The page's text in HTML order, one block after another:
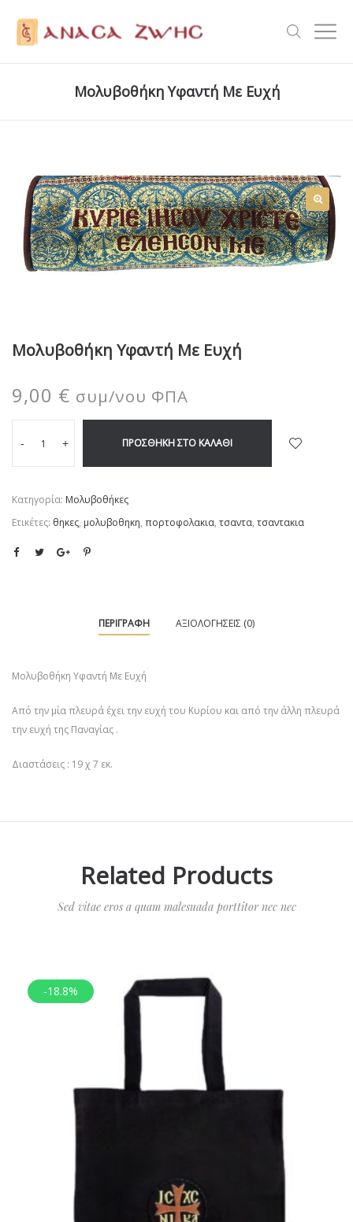
Μολυβοθήκη Υφαντή Με Ευχή
Μολυβοθήκη Υφαντή Με Ευχή
9,00 € συμ/νου ΦΠΑ
- + ΠΡΟΣΘΉΚΗ ΣΤΟ ΚΑΛΆΘΙ
Κατηγορία: Μολυβοθήκες
Ετικέτες: θηκες, μολυβοθηκη, πορτοφολακια, τσαντα, τσαντακια
ΠΕΡΙΓΡΑΦΉ ΑΞΙΟΛΟΓΉΣΕΙΣ (0)
Μολυβοθήκη Υφαντή Με Ευχή
Από την μία πλευρά έχει την ευχή του Κυρίου και από την άλλη πλευρά
την ευχή της Παναγίας .
Διαστάσεις : 19 χ 7 εκ.
Related Products
Sed vitae eros a quam malesuada porttitor nec nec
-18.8%